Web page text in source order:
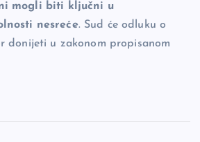
mogli biti ključni u
nesreće. Sud će odluku o
donijeti u zakonom propisanom